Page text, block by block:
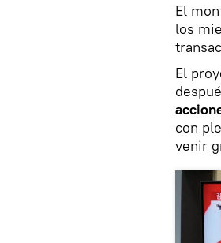
El
los
El
con
venir